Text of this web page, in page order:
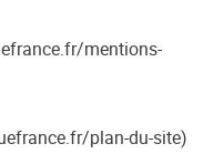
mentions-
plan-du-site)